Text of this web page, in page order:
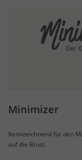
Minimizer
Kennzeichnend für den
auf die Brust.